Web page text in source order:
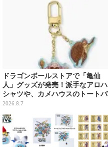
ドラゴンボールストアで「亀仙
人」グッズが発売！派手なアロハ
シャツや、カメハウスのトートバ
ッグなど夏らしいアイテムがズラ
リ
2026.8.7